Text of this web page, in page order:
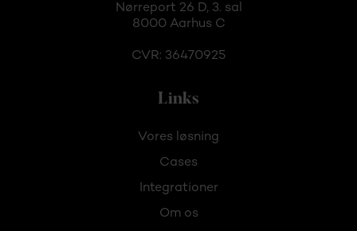
Nørreport 26 D, 3. sal
8000 Aarhus C
CVR: 36470925
Links
Vores løsning
Cases
Integrationer
Om os